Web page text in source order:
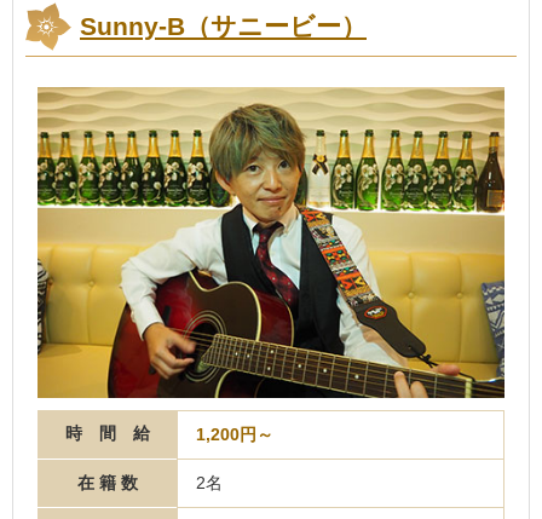
Sunny-B（サニービー）
時 間 給 1,200円～
在 籍 数 2名